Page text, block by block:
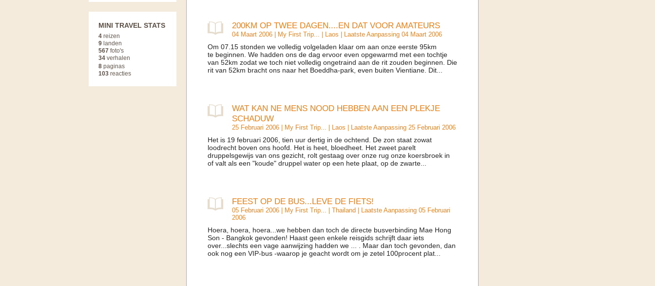
200KM OP TWEE DAGEN....EN DAT VOOR AMATEURS
04 Maart 2006 | My First Trip... Laos | Laatste Aanpassing 04 Maart 2006
Om 07.15 stonden we volledig volgeladen klaar om aan onze eerste 95km
te beginnen. We hadden ons de dag ervoor even opgewarmd met een tochtje
van 52km zodat we toch niet volledig ongetraind aan de rit zouden beginnen. Die
rit van 52km bracht ons naar het Boeddha-park, even buiten Vientiane. Dit...
WAT KAN NE MENS NOOD HEBBEN AAN EEN PLEKJE
SCHADUW
25 Februari 2006 | My First Trip... Laos | Laatste Aanpassing 25 Februari 2006
Het is 19 februari 2006, tien uur dertig in de ochtend. De zon staat zowat
loodrecht boven ons hoofd. Het is heet, bloedheet. Het zweet parelt
druppelsgewijs van ons gezicht, rolt gestaag over onze rug onze koersbroek in
of valt als een "koude" druppel water op een hete plaat, op de zwarte...
FEEST OP DE BUS...LEVE DE FIETS!
05 Februari 2006 | My First Trip... Thailand | Laatste Aanpassing 05 Februari
2006
Hoera, hoera, hoera...we hebben dan toch de directe busverbinding Mae Hong
Son - Bangkok gevonden! Haast geen enkele reisgids schrijft daar iets
over...slechts een vage aanwijzing hadden we ... . Maar dan toch gevonden, dan
ook nog een VIP-bus -waarop je geacht wordt om je zetel 100procent plat...
MINI TRAVEL STATS
4 reizen
9 landen
567 foto's
34 verhalen
8 paginas
103 reacties